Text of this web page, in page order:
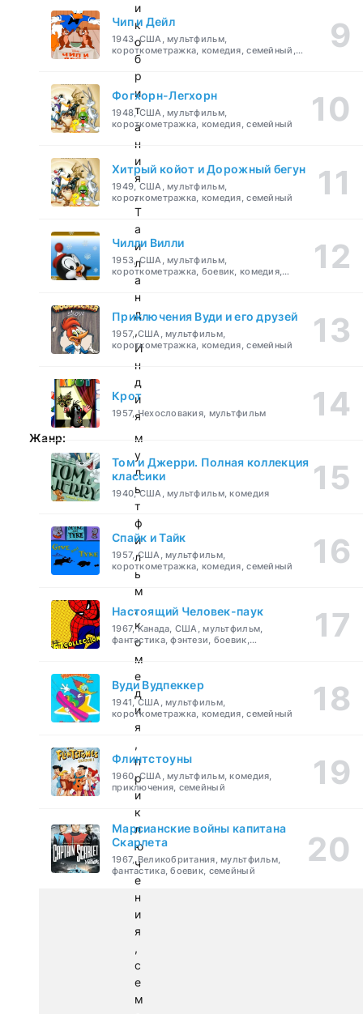
и
к
о
б
р
и
т
а
н
и
я
,
Т
а
и
л
а
н
д
,
И
н
д
и
я
Жанр:
м
у
л
ь
т
ф
и
л
ь
м
,
к
о
м
е
д
и
я
,
п
р
и
к
л
ю
ч
е
н
и
я
,
с
е
м
Чип и Дейл
1943, США, мультфильм,
короткометражка, комедия, семейный,
детский
Фогхорн-Легхорн
1948, США, мультфильм,
короткометражка, комедия, семейный
Хитрый койот и Дорожный бегун
1949, США, мультфильм,
короткометражка, комедия, семейный
Чилли Вилли
1953, США, мультфильм,
короткометражка, боевик, комедия,
приключения, семейный
Приключения Вуди и его друзей
1957, США, мультфильм,
короткометражка, комедия, семейный
Крот
1957, Чехословакия, мультфильм
Том и Джерри. Полная коллекция
классики
1940, США, мультфильм, комедия
Спайк и Тайк
1957, США, мультфильм,
короткометражка, комедия, семейный
Настоящий Человек-паук
1967, Канада, США, мультфильм,
фантастика, фэнтези, боевик,
приключения, семейный
Вуди Вудпеккер
1941, США, мультфильм,
короткометражка, комедия, семейный
Флинтстоуны
1960, США, мультфильм, комедия,
приключения, семейный
Марсианские войны капитана
Скарлета
1967, Великобритания, мультфильм,
фантастика, боевик, семейный